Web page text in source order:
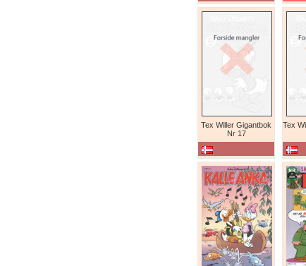
Tex Willer Gigantbok
Nr 17